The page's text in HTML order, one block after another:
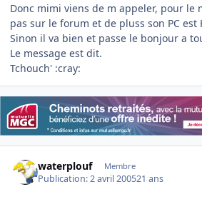
Donc mimi viens de m appeler, pour le
pas sur le forum et de pluss son PC est
Sinon il va bien et passe le bonjour a
Le message est dit.
Tchouch' :cray:
waterplouf Membre
Publication:2 avril 200521 ans